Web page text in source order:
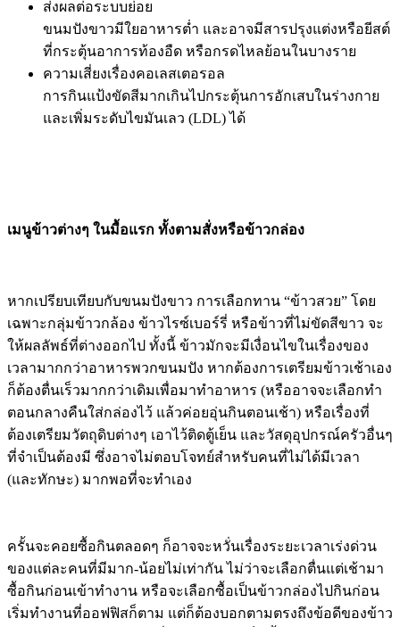
ส่งผลต่อระบบย่อย
ขนมปังขาวมีใยอาหารต่ำ และอาจมีสารปรุงแต่งหรือยีสต์
ที่กระตุ้นอาการท้องอืด หรือกรดไหลย้อนในบางราย
ความเสี่ยงเรื่องคอเลสเตอรอล
การกินแป้งขัดสีมากเกินไปกระตุ้นการอักเสบในร่างกาย
และเพิ่มระดับไขมันเลว (LDL) ได้
เมนูข้าวต่างๆ ในมื้อแรก ทั้งตามสั่งหรือข้าวกล่อง
หากเปรียบเทียบกับขนมปังขาว การเลือกทาน “ข้าวสวย” โดย
เฉพาะกลุ่มข้าวกล้อง ข้าวไรซ์เบอร์รี่ หรือข้าวที่ไม่ขัดสีขาว จะ
ให้ผลลัพธ์ที่ต่างออกไป ทั้งนี้ ข้าวมักจะมีเงื่อนไขในเรื่องของ
เวลามากกว่าอาหารพวกขนมปัง หากต้องการเตรียมข้าวเช้าเอง
ก็ต้องตื่นเร็วมากกว่าเดิมเพื่อมาทำอาหาร (หรืออาจจะเลือกทำ
ตอนกลางคืนใส่กล่องไว้ แล้วค่อยอุ่นกินตอนเช้า) หรือเรื่องที่
ต้องเตรียมวัตถุดิบต่างๆ เอาไว้ติดตู้เย็น และวัสดุอุปกรณ์ครัวอื่นๆ
ที่จำเป็นต้องมี ซึ่งอาจไม่ตอบโจทย์สำหรับคนที่ไม่ได้มีเวลา
(และทักษะ) มากพอที่จะทำเอง
ครั้นจะคอยซื้อกินตลอดๆ ก็อาจจะหวั่นเรื่องระยะเวลาเร่งด่วน
ของแต่ละคนที่มีมาก-น้อยไม่เท่ากัน ไม่ว่าจะเลือกตื่นแต่เช้ามา
ซื้อกินก่อนเข้าทำงาน หรือจะเลือกซื้อเป็นข้าวกล่องไปกินก่อน
เริ่มทำงานที่ออฟฟิสก็ตาม แต่ก็ต้องบอกตามตรงถึงข้อดีของข้าว